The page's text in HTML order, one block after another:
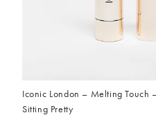
Iconic London – Melting Touch
Sitting Pretty